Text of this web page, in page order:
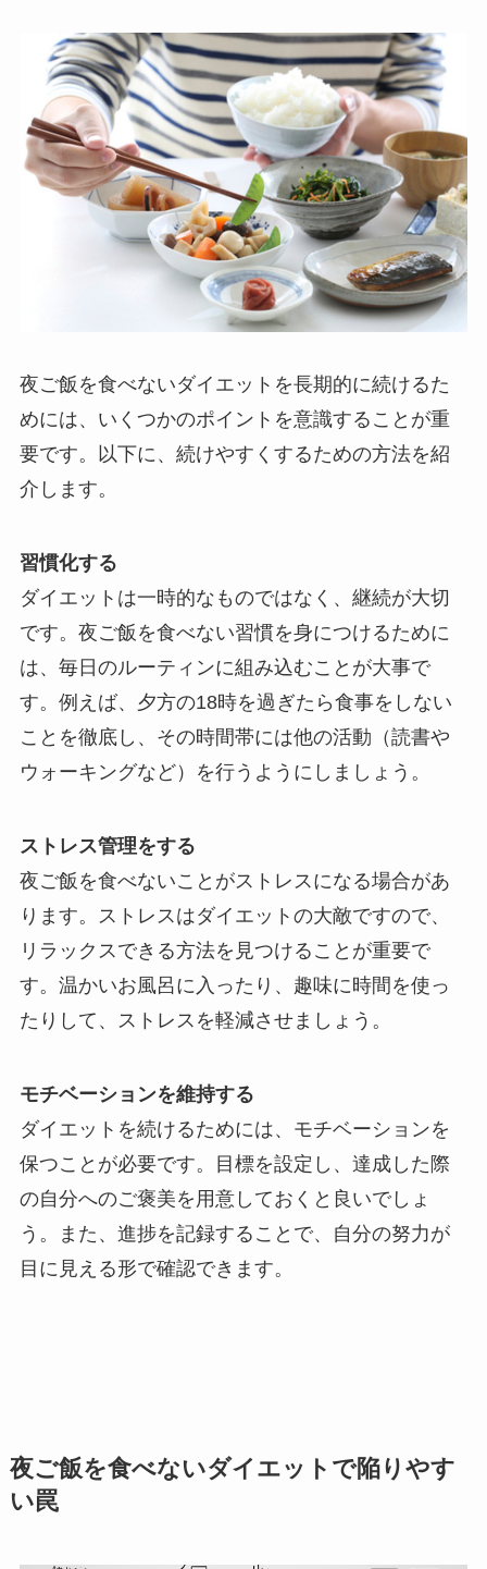
夜ご飯を食べないダイエットを長期的に続けるた
めには、いくつかのポイントを意識することが重
要です。以下に、続けやすくするための方法を紹
介します。
習慣化する
ダイエットは一時的なものではなく、継続が大切
です。夜ご飯を食べない習慣を身につけるために
は、毎日のルーティンに組み込むことが大事で
す。例えば、夕方の18時を過ぎたら食事をしない
ことを徹底し、その時間帯には他の活動（読書や
ウォーキングなど）を行うようにしましょう。
ストレス管理をする
夜ご飯を食べないことがストレスになる場合があ
ります。ストレスはダイエットの大敵ですので、
リラックスできる方法を見つけることが重要で
す。温かいお風呂に入ったり、趣味に時間を使っ
たりして、ストレスを軽減させましょう。
モチベーションを維持する
ダイエットを続けるためには、モチベーションを
保つことが必要です。目標を設定し、達成した際
の自分へのご褒美を用意しておくと良いでしょ
う。また、進捗を記録することで、自分の努力が
目に見える形で確認できます。
夜ご飯を食べないダイエットで陥りやす
い罠